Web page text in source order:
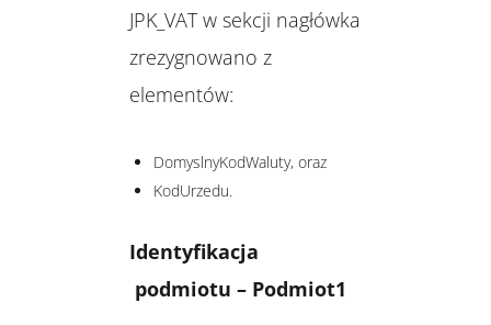
JPK_VAT w sekcji nagłówka
zrezygnowano z
elementów:
DomyslnyKodWaluty, oraz
KodUrzedu.
Identyfikacja
podmiotu – Podmiot1